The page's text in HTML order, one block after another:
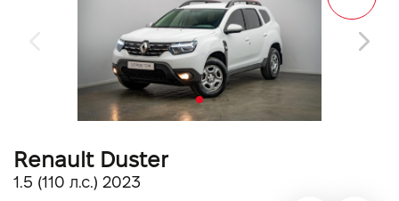
Renault Duster
1.5 (110 л.с.) 2023
Новости
Политика качества
Вакансии